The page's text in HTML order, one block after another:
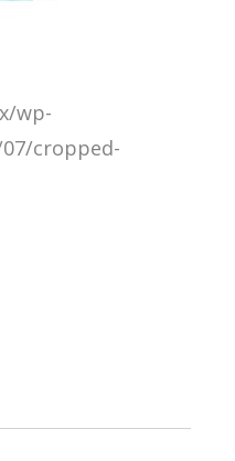
wp-
cropped-